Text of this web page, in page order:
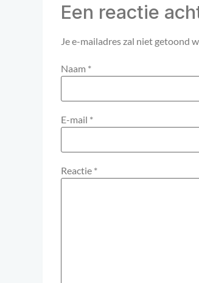
Een reactie
Je e-mailadres zal niet getoond
Naam *
E-mail *
Reactie *